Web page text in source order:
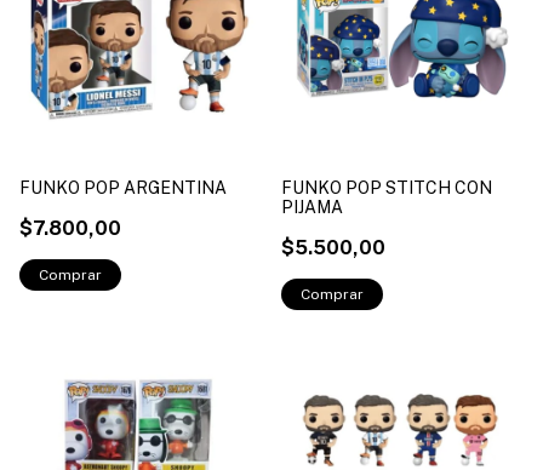
FUNKO POP ARGENTINA
$7.800,00
FUNKO POP STITCH CON
PIJAMA
$5.500,00